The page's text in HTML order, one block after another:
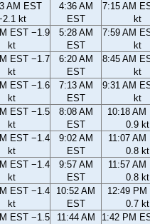
AM EST
kt
4:36 AM
EST
7:15 AM
kt
EST −1.9
kt
5:28 AM
EST
7:59 AM
kt
EST −1.7
kt
6:20 AM
EST
8:45 AM
kt
EST −1.6
kt
7:13 AM
EST
9:31 AM
kt
EST −1.5
kt
8:08 AM
EST
10:18 AM
0.9 kt
EST −1.4
kt
9:02 AM
EST
11:07 AM
0.8 kt
EST −1.4
kt
9:57 AM
EST
11:57 AM
0.8 kt
EST −1.4
kt
10:52 AM
EST
12:49 PM
0.7 kt
EST −1.5
11:44 AM
1:42 PM